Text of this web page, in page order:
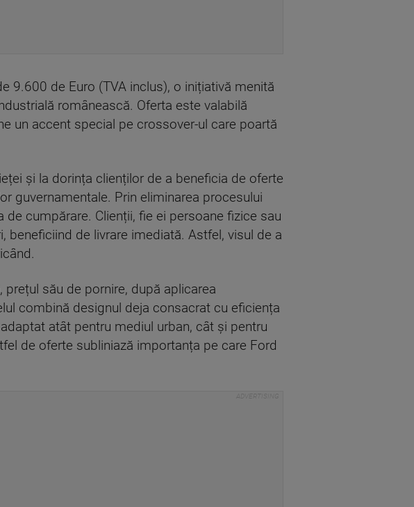
9.600 de Euro (TVA inclus), o inițiativă menită
românească. Oferta este valabilă
un accent special pe crossover-ul care poartă
și la dorința clienților de a beneficia de oferte
guvernamentale. Prin eliminarea procesului
cumpărare. Clienții, fie ei persoane fizice sau
beneficiind de livrare imediată. Astfel, visul de a
său de pornire, după aplicarea
combină designul deja consacrat cu eficiența
atât pentru mediul urban, cât și pentru
de oferte subliniază importanța pe care Ford